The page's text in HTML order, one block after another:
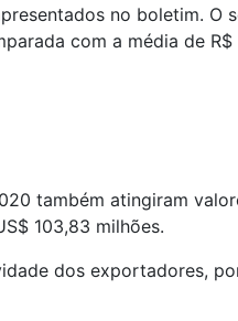
no boletim.
com a média de
também atingiram
103,83 milhões.
dos exportadores,